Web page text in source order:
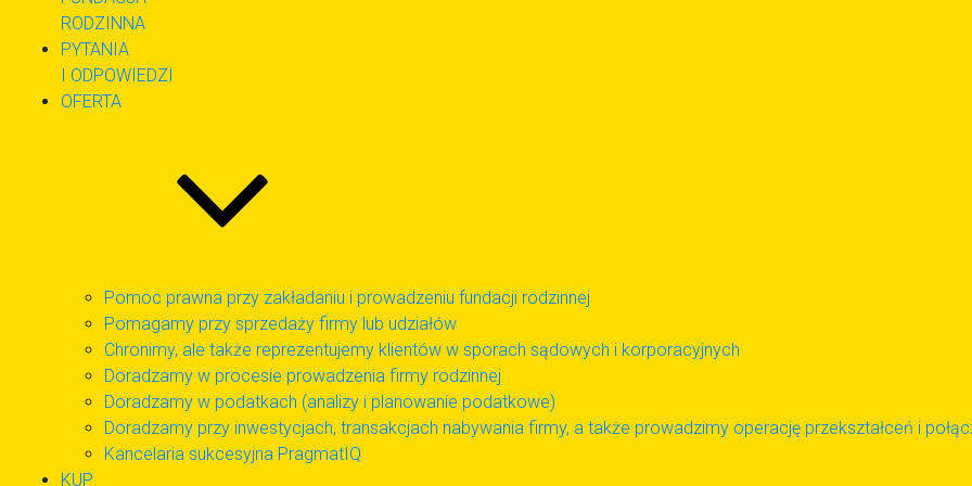
RODZINNA
PYTANIA
I ODPOWIEDZI
OFERTA
Pomoc prawna przy zakładaniu i prowadzeniu fundacji rodzinnej
Pomagamy przy sprzedaży firmy lub udziałów
Chronimy, ale także reprezentujemy klientów w sporach sądowych i korporacyjnych
Doradzamy w procesie prowadzenia firmy rodzinnej
Doradzamy w podatkach (analizy i planowanie podatkowe)
Doradzamy przy inwestycjach, transakcjach nabywania firmy, a także prowadzimy operację przekształceń i
Kancelaria sukcesyjna PragmatIQ
KUP